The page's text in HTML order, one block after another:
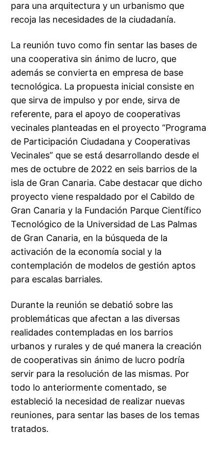
para una arquitectura y un urbanismo que
recoja las necesidades de la ciudadanía.
La reunión tuvo como fin sentar las bases de
una cooperativa sin ánimo de lucro, que
además se convierta en empresa de base
tecnológica. La propuesta inicial consiste en
que sirva de impulso y por ende, sirva de
referente, para el apoyo de cooperativas
vecinales planteadas en el proyecto “Programa
de Participación Ciudadana y Cooperativas
Vecinales” que se está desarrollando desde el
mes de octubre de 2022 en seis barrios de la
isla de Gran Canaria. Cabe destacar que dicho
proyecto viene respaldado por el Cabildo de
Gran Canaria y la Fundación Parque Científico
Tecnológico de la Universidad de Las Palmas
de Gran Canaria, en la búsqueda de la
activación de la economía social y la
contemplación de modelos de gestión aptos
para escalas barriales.
Durante la reunión se debatió sobre las
problemáticas que afectan a las diversas
realidades contempladas en los barrios
urbanos y rurales y de qué manera la creación
de cooperativas sin ánimo de lucro podría
servir para la resolución de las mismas. Por
todo lo anteriormente comentado, se
estableció la necesidad de realizar nuevas
reuniones, para sentar las bases de los temas
tratados.